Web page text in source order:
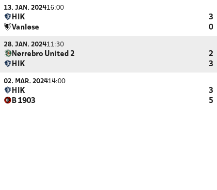
13. JAN. 202416:00
HIK
3
Vanløse
0
28. JAN. 202411:30
Nørrebro United 2
2
HIK
3
02. MAR. 202414:00
HIK
3
B 1903
5